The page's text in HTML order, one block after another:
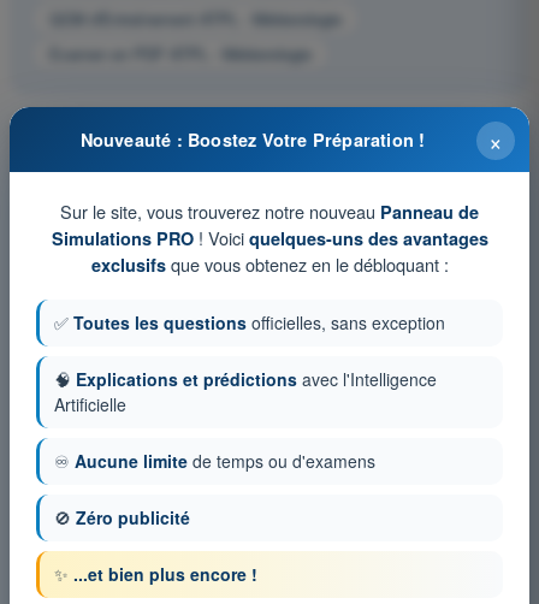
QCM d'Entraînement ATPL - Météorologie
Examen en PDF ATPL - Météorologie
×
Nouveauté : Boostez Votre Préparation !
Sur le site, vous trouverez notre nouveau Panneau de
Simulations PRO! Voici quelques-uns des avantages
exclusifsque vous obtenez en le débloquant :
✅ Toutes les questions officielles, sans exception
🧠 Explications et prédictions avec l'Intelligence
Artificielle
♾️ Aucune limite de temps ou d'examens
🚫 Zéro publicité
✨ ...et bien plus encore !